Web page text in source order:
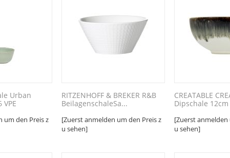
Urban
um den Preis z
RITZENHOFF & BREKER R&B
BeilagenschaleSa...
[Zuerst anmelden um den Preis z
u sehen]
CREATABLE
Dipschale
[Zuerst anmelden
u sehen]